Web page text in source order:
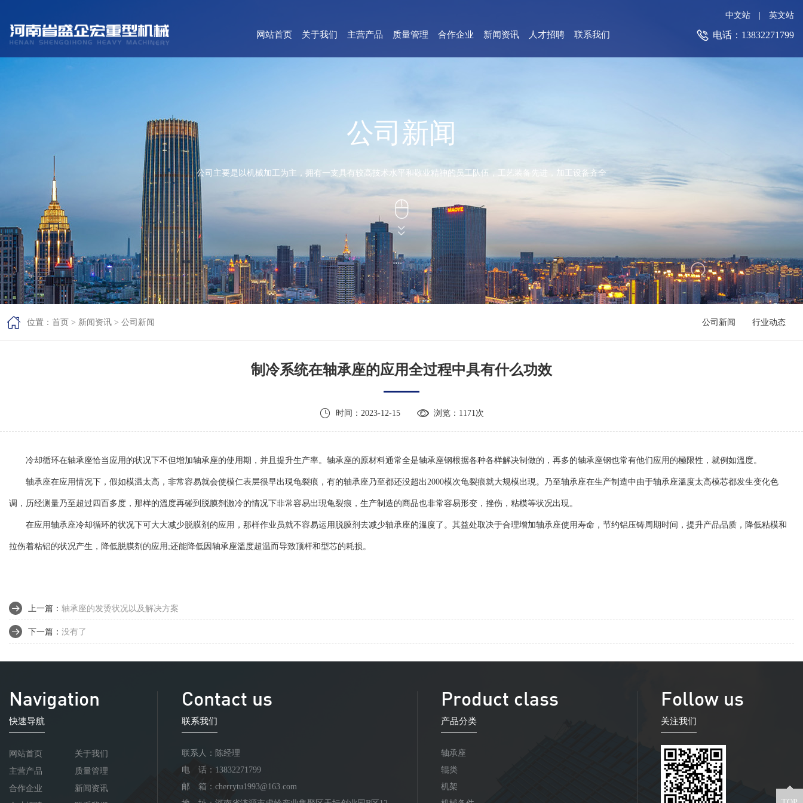
中文站 英文站
网站首页 关于我们 主营产品 质量管理 合作企业 新闻资讯 人才招聘 联系我们  电话：13832271799
公司新闻
公司主要是以机械加工为主，拥有一支具有较高技术水平和敬业精神的员工队伍，工艺装备先进，加工设备齐全



 位置： 首页 > 新闻资讯 > 公司新闻 公司新闻 行业动态
制冷系统在轴承座的应用全过程中具有什么功效
 时间：2023-12-15  浏览：1171次
冷却循环在轴承座恰当应用的状况下不但增加轴承座的使用期，并且提升生产率。轴承座的原材料通常全是轴承座钢根据各种各样解决制做的，再多的轴承座钢也常有他们应用的極限性，就例如溫度。
轴承座在应用情况下，假如模温太高，非常容易就会使模仁表层很早出現龟裂痕，有的轴承座乃至都还没超出2000模次龟裂痕就大规模出現。乃至轴承座在生产制造中由于轴承座溫度太高模芯都发生变化色
调，历经测量乃至超过四百多度，那样的溫度再碰到脱膜剂激冷的情况下非常容易出現龟裂痕，生产制造的商品也非常容易形变，挫伤，粘模等状况出現。
在应用轴承座冷却循环的状况下可大大减少脱膜剂的应用，那样作业员就不容易运用脱膜剂去减少轴承座的溫度了。其益处取决于合理增加轴承座使用寿命，节约铝压铸周期时间，提升产品品质，降低粘模和
拉伤着粘铝的状况产生，降低脱膜剂的应用;还能降低因轴承座溫度超温而导致顶杆和型芯的耗损。
上一篇： 轴承座的发烫状况以及解决方案
下一篇： 没有了
Navigation
快速导航
网站首页
关于我们
主营产品
质量管理
合作企业
新闻资讯
Contact us
联系我们
联系人：陈经理
电 话：13832271799
邮 箱：cherrytu1993@163.com
Product class
产品分类
轴承座
辊类
机架
Follow us
关注我们